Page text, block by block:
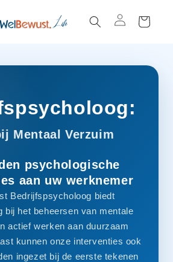
物
Mentaal Verzuim
psychologische
aan uw werknemer
Bedrijfspsycholoog biedt
bij het beheersen van mentale
actief werken aan duurzaam
kunnen onze interventies ook
ingezet bij de eerste tekenen